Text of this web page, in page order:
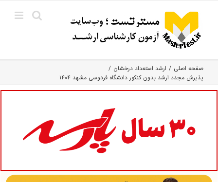
content
صفحه اصلی
ارشد استعداد درخشان
پذیرش مجدد ارشد بدون کنکور دانشگاه فردوسی مشهد ۱۴۰۴